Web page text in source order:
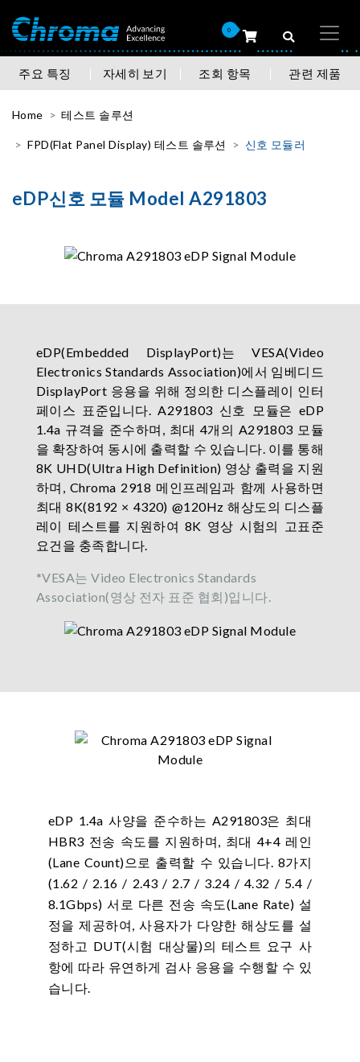
0
주요 특징 자세히 보기 조회 항목 관련 제품
Home 테스트 솔루션
FPD(Flat Panel Display) 테스트 솔루션 신호 모듈러
eDP신호 모듈 Model A291803
eDP(Embedded DisplayPort)는 VESA(Video
Electronics Standards Association)에서 임베디드
DisplayPort 응용을 위해 정의한 디스플레이 인터
페이스 표준입니다. A291803 신호 모듈은 eDP
1.4a 규격을 준수하며, 최대 4개의 A291803 모듈
을 확장하여 동시에 출력할 수 있습니다. 이를 통해
8K UHD(Ultra High Definition) 영상 출력을 지원
하며, Chroma 2918 메인프레임과 함께 사용하면
최대 8K(8192 × 4320) @120Hz 해상도의 디스플
레이 테스트를 지원하여 8K 영상 시험의 고표준
요건을 충족합니다.
*VESA는 Video Electronics Standards
Association(영상 전자 표준 협회)입니다.
eDP 1.4a 사양을 준수하는 A291803은 최대
HBR3 전송 속도를 지원하며, 최대 4+4 레인
(Lane Count)으로 출력할 수 있습니다. 8가지
(1.62 / 2.16 / 2.43 / 2.7 / 3.24 / 4.32 / 5.4 /
8.1Gbps) 서로 다른 전송 속도(Lane Rate) 설
정을 제공하여, 사용자가 다양한 해상도를 설
정하고 DUT(시험 대상물)의 테스트 요구 사
항에 따라 유연하게 검사 응용을 수행할 수 있
습니다.